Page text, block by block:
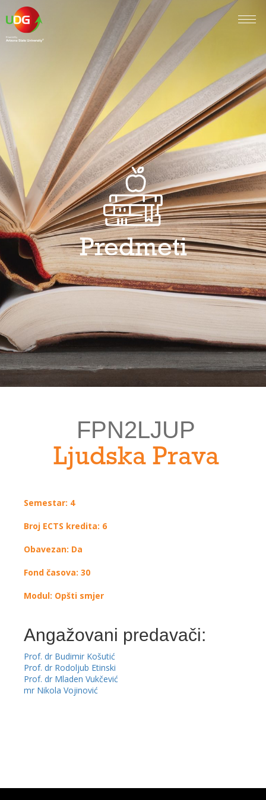
Predmeti
FPN2LJUP
Ljudska Prava
Semestar: 4
Broj ECTS kredita: 6
Obavezan: Da
Fond časova: 30
Modul: Opšti smjer
Angažovani predavači:
Prof. dr Budimir Košutić
Prof. dr Rodoljub Etinski
Prof. dr Mladen Vukčević
mr Nikola Vojinović